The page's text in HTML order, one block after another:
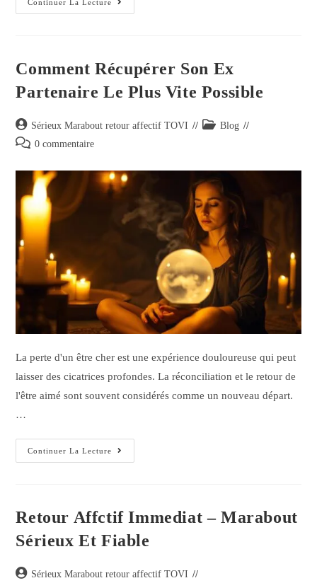
Continuer La Lecture
Comment Récupérer Son Ex
Partenaire Le Plus Vite Possible
Sérieux Marabout retour affectif TOVI
Blog
0 commentaire
La perte d'un être cher est une expérience douloureuse qui peut
laisser des cicatrices profondes. La réconciliation et le retour de
l'être aimé sont souvent considérés comme un nouveau départ.
…
Continuer La Lecture
Retour Affctif Immediat – Marabout
Sérieux Et Fiable
Sérieux Marabout retour affectif TOVI